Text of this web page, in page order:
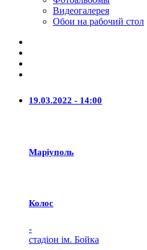
Видеогалерея
Обои на рабочий стол
19.03.2022 - 14:00
Маріуполь
Колос
-
стадіон ім. Бойка